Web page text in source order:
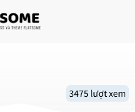
3475 lượt xem